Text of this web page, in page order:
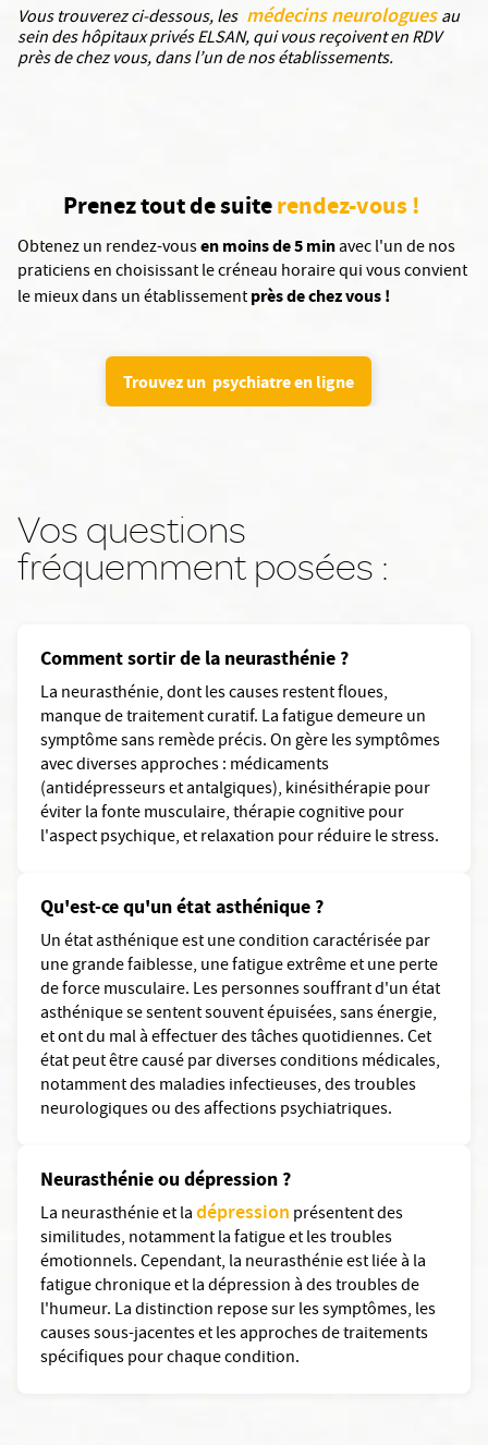
Vous trouverez ci-dessous, les médecins neurologuesau
sein des hôpitaux privés ELSAN, qui vous reçoivent en RDV
près de chez vous, dans l’un de nos établissements.
Prenez tout de suiterendez-vous !
Obtenez un rendez-vousen moins de 5 minavec l'un de nos
praticiens en choisissant le créneau horaire qui vous convient
le mieux dans un établissementprès de chez vous !
Trouvez un psychiatre en ligne
Vos questions
fréquemment posées :
Comment sortir de la neurasthénie ?
La neurasthénie, dont les causes restent floues,
manque de traitement curatif. La fatigue demeure un
symptôme sans remède précis. On gère les symptômes
avec diverses approches : médicaments
(antidépresseurs et antalgiques), kinésithérapie pour
éviter la fonte musculaire, thérapie cognitive pour
l'aspect psychique, et relaxation pour réduire le stress.
Qu'est-ce qu'un état asthénique ?
Un état asthénique est une condition caractérisée par
une grande faiblesse, une fatigue extrême et une perte
de force musculaire. Les personnes souffrant d'un état
asthénique se sentent souvent épuisées, sans énergie,
et ont du mal à effectuer des tâches quotidiennes. Cet
état peut être causé par diverses conditions médicales,
notamment des maladies infectieuses, des troubles
neurologiques ou des affections psychiatriques.
Neurasthénie ou dépression ?
La neurasthénie et ladépression présentent des
similitudes, notamment la fatigue et les troubles
émotionnels. Cependant, la neurasthénie est liée à la
fatigue chronique et la dépression à des troubles de
l'humeur. La distinction repose sur les symptômes, les
causes sous-jacentes et les approches de traitements
spécifiques pour chaque condition.